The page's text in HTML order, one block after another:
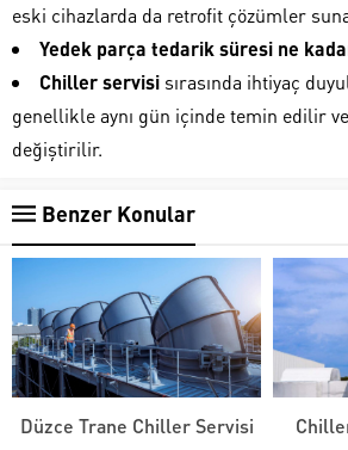
eski cihazlarda da retrofit çözümler
Yedek parça tedarik süresi ne
Chiller servisi sırasında ihtiyaç
genellikle aynı gün içinde temin edilir
değiştirilir.
Benzer Konular
Düzce Trane Chiller Servisi